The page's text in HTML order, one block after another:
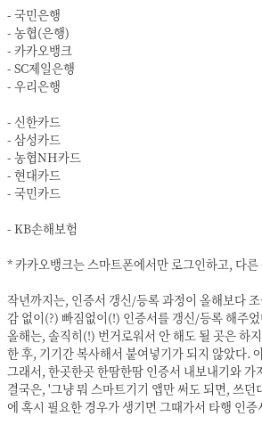
- 국민은행
- 농협(은행)
- 카카오뱅크
- SC제일은행
- 우리은행
- 신한카드
- 삼성카드
- 농협NH카드
- 현대카드
- 국민카드
- KB손해보험
* 카카오뱅크는 스마트폰에서만 로그인하고, 다
작년까지는, 인증서 갱신/등록 과정이 올해보다
감 없이(?) 빠짐없이(!) 인증서를 갱신/등록 해주
올해는, 솔직히(!) 번거로워서 안 해도 될 곳은 하
한 후, 기기간 복사해서 붙여넣기가 되지 않았다.
그래서, 한곳한곳 한땀한땀 인증서 내보내기와
결국은, '그냥 뭐 스마트기기 앱만 써도 되면, 쓰
에 혹시 필요한 경우가 생기면 그때가서 타행 인